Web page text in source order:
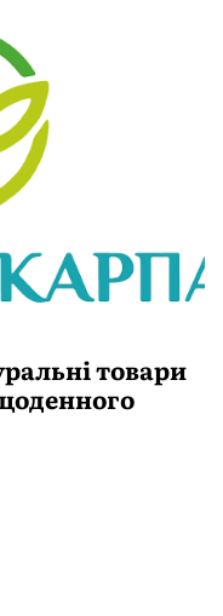
товари